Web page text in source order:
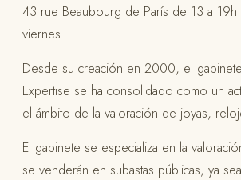
43 rue Beaubourg de París de 13 a 19h
viernes.
Desde su creación en 2000, el
Expertise se ha consolidado como un
el ámbito de la valoración de joyas,
El gabinete se especializa en la
se venderán en subastas públicas, ya